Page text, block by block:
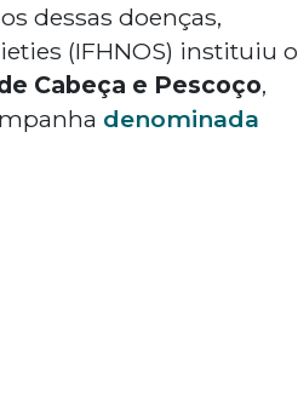
dessas doenças,
(IFHNOS) instituiu o
Cabeça e Pescoço,
denominada